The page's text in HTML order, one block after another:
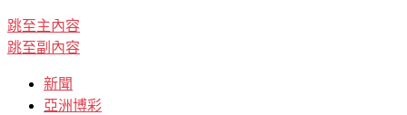
跳至主內容
跳至副內容
新聞
亞洲博彩